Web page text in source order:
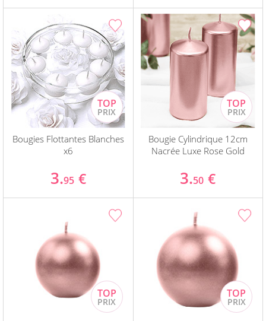
Bougies Flottantes Blanches
x6
3.95 €
Bougie Cylindrique 12cm
Nacrée Luxe Rose Gold
3.50 €